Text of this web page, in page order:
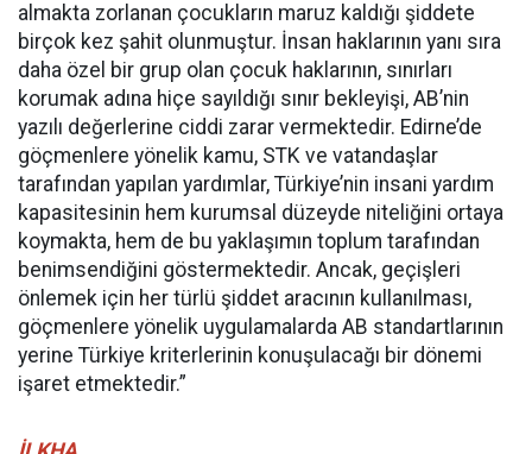
almakta zorlanan çocukların maruz kaldığı şiddete
birçok kez şahit olunmuştur. İnsan haklarının yanı sıra
daha özel bir grup olan çocuk haklarının, sınırları
korumak adına hiçe sayıldığı sınır bekleyişi, AB’nin
yazılı değerlerine ciddi zarar vermektedir. Edirne’de
göçmenlere yönelik kamu, STK ve vatandaşlar
tarafından yapılan yardımlar, Türkiye’nin insani yardım
kapasitesinin hem kurumsal düzeyde niteliğini ortaya
koymakta, hem de bu yaklaşımın toplum tarafından
benimsendiğini göstermektedir. Ancak, geçişleri
önlemek için her türlü şiddet aracının kullanılması,
göçmenlere yönelik uygulamalarda AB standartlarının
yerine Türkiye kriterlerinin konuşulacağı bir dönemi
işaret etmektedir.”